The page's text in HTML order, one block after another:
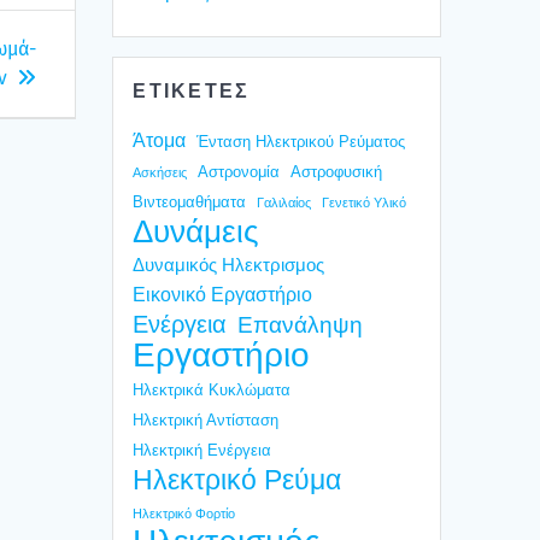
ΕΤΙΚΕΤΕΣ
Άτομα Ένταση Ηλεκτρικού Ρεύματος
Ασκήσεις Αστρονομία
Αστροφυσική
Βιντεομαθήματα
Γαλιλαίος Γενετικό Υλικό
Δυνάμεις
Δυναμικός Ηλεκτρισμος
Εικονικό Εργαστήριο
Ενέργεια Επανάληψη
Εργαστήριο
Ηλεκτρικά Κυκλώματα
Ηλεκτρική Αντίσταση
Ηλεκτρική Ενέργεια
Ηλεκτρικό Ρεύμα
Ηλεκτρικό Φορτίο